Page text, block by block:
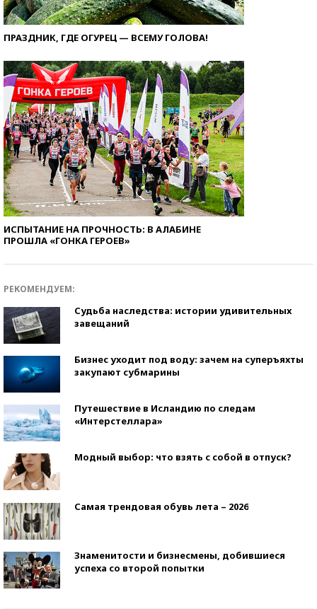
ПРАЗДНИК, ГДЕ ОГУРЕЦ — ВСЕМУ ГОЛОВА!
ИСПЫТАНИЕ НА ПРОЧНОСТЬ: В АЛАБИНЕ
ПРОШЛА «ГОНКА ГЕРОЕВ»
РЕКОМЕНДУЕМ:
Судьба наследства: истории удивительных
завещаний
Бизнес уходит под воду: зачем на суперъяхты
закупают субмарины
Путешествие в Исландию по следам
«Интерстеллара»
Модный выбор: что взять с собой в отпуск?
Самая трендовая обувь лета – 2026
Знаменитости и бизнесмены, добившиеся
успеха со второй попытки